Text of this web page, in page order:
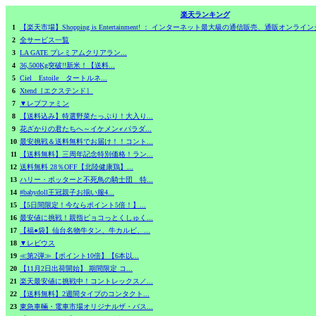
楽天ランキング
1
【楽天市場】Shopping is Entertainment! ： インターネット最大級の通信販売、通販オンライ
2 全サービス一覧
3 LA GATE プレミアムクリアラン...
4 36,500Kg突破!!新米！【送料...
5 Ciel Estoile タートルネ...
6 Xtend［エクステンド］
7
▼レプファミン
8
【送料込み】特選野菜たっぷり！大入り...
9 花ざかりの君たちへ～イケメン♂パラダ...
10 最安挑戦＆送料無料でお届け！！コント...
11
【送料無料】三周年記念特別価格！ラン...
12 送料無料 28％OFF【北陸健康鶏】...
13 ハリー・ポッターと不死鳥の騎士団 特...
14 #babydoll王冠親子お揃い服4...
15
【5日間限定！今ならポイント5倍！】...
16 最安値に挑戦！親指ピョコっとくしゅく...
17
【福●袋】仙台名物牛タン、牛カルビ、...
18 ▼レビウス
19 ≪第2弾≫【ポイント10倍】【6本以...
20
【11月2日出荷開始】 期間限定 コ...
21 楽天最安値に挑戦中！コントレックス／...
22
【送料無料】2週間タイプのコンタクト...
23 東急車輛・電車市場オリジナルザ・バス...